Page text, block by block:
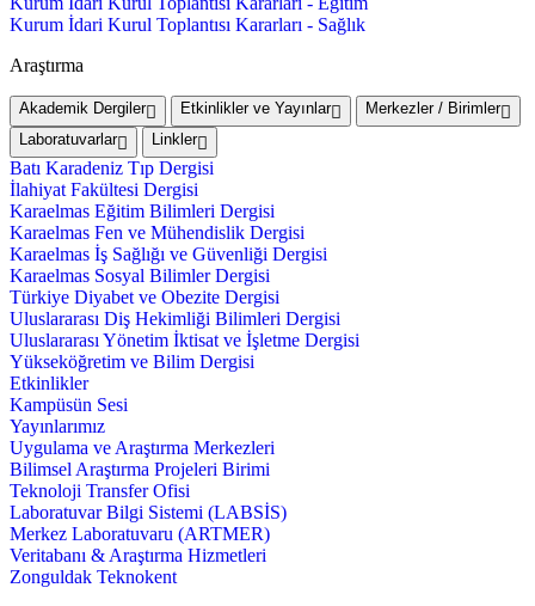
Kurum İdari Kurul Toplantısı Kararları - Sağlık
Araştırma
Akademik Dergiler Etkinlikler ve Yayınlar
Merkezler / Birimler
Laboratuvarlar
Linkler
Batı Karadeniz Tıp Dergisi
İlahiyat Fakültesi Dergisi
Karaelmas Eğitim Bilimleri Dergisi
Karaelmas Fen ve Mühendislik Dergisi
Karaelmas İş Sağlığı ve Güvenliği Dergisi
Karaelmas Sosyal Bilimler Dergisi
Türkiye Diyabet ve Obezite Dergisi
Uluslararası Diş Hekimliği Bilimleri Dergisi
Uluslararası Yönetim İktisat ve İşletme Dergisi
Yükseköğretim ve Bilim Dergisi
Etkinlikler
Kampüsün Sesi
Yayınlarımız
Uygulama ve Araştırma Merkezleri
Bilimsel Araştırma Projeleri Birimi
Teknoloji Transfer Ofisi
Laboratuvar Bilgi Sistemi (LABSİS)
Merkez Laboratuvaru (ARTMER)
Veritabanı & Araştırma Hizmetleri
Zonguldak Teknokent